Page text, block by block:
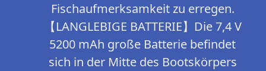
Fischaufmerksamkeit zu erregen.
【LANGLEBIGE BATTERIE】Die 7,4 V
5200 mAh große Batterie befindet
sich in der Mitte des Bootskörpers